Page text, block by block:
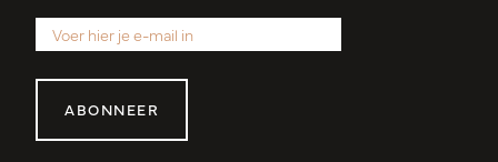
ABONNEER